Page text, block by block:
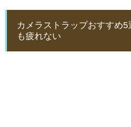
カメラストラップおすすめ
も疲れない